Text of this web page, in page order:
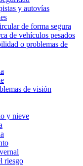
y autovías
de forma segura
de vehículos pesados
o problemas de
de visión
y nieve
riesgo